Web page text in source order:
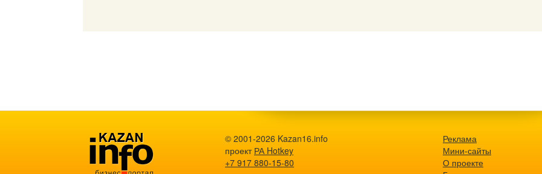
© 2001-2026 Kazan16.info
проект РА Hotkey
+7 917 880-15-80
Реклама
Мини-сайты
О проекте